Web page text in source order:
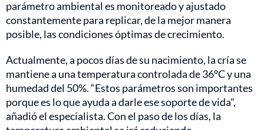
parámetro ambiental es monitoreado y ajustado
constantemente para replicar, de la mejor manera
posible, las condiciones óptimas de crecimiento.
Actualmente, a pocos días de su nacimiento, la cría se
mantiene a una temperatura controlada de 36ºC y una
humedad del 50%. “Estos parámetros son importantes
porque es lo que ayuda a darle ese soporte de vida",
añadió el especialista. Con el paso de los días, la